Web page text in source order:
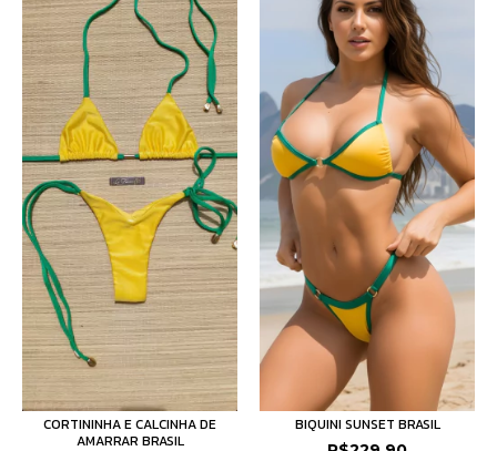
CORTININHA E CALCINHA DE
AMARRAR BRASIL
BIQUINI SUNSET BRASIL